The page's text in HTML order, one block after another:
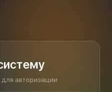
авторизации